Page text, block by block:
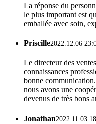
La réponse du
le plus important est
emballée avec soin,
Priscille2022.12.06
Le directeur des
connaissances
bonne
nous avons une
devenus de très bons
Jonathan2022.11.03